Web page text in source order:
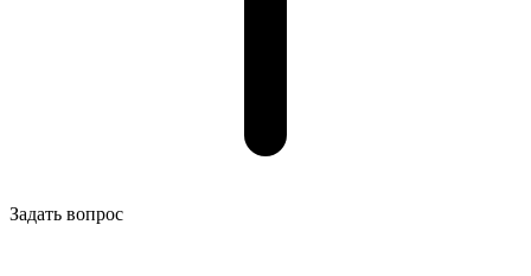
Задать вопрос